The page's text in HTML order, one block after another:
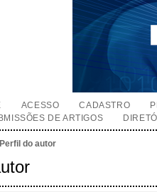
ACESSO CADASTRO
DE ARTIGOS
Perfil do autor